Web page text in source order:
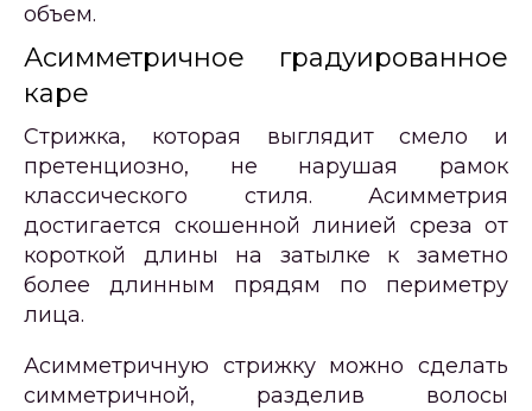
объем.
Асимметричное градуированное
каре
Стрижка, которая выглядит смело и
претенциозно, не нарушая рамок
классического стиля. Асимметрия
достигается скошенной линией среза от
короткой длины на затылке к заметно
более длинным прядям по периметру
лица.
Асимметричную стрижку можно сделать
симметричной, разделив волосы